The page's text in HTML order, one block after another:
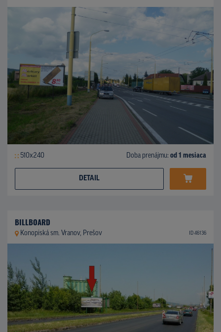
510x240 Doba prenájmu: od 1 mesiaca
DETAIL
BILLBOARD
Konopiská sm. Vranov, Prešov ID 46136